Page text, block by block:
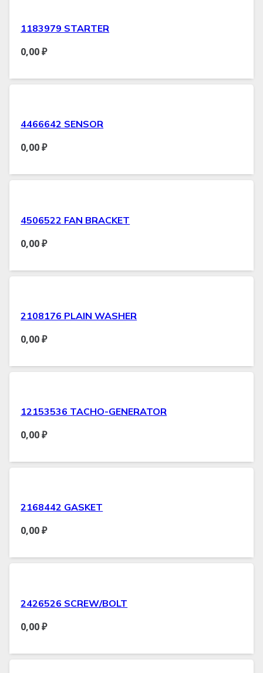
1183979 STARTER
0,00₽
4466642 SENSOR
0,00₽
4506522 FAN BRACKET
0,00₽
2108176 PLAIN WASHER
0,00₽
12153536 TACHO-GENERATOR
0,00₽
2168442 GASKET
0,00₽
2426526 SCREW/BOLT
0,00₽